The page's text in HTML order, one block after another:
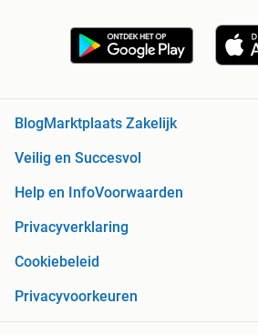
BlogMarktplaats Zakelijk
Veilig en Succesvol
Help en InfoVoorwaarden
Privacyverklaring
Cookiebeleid
Privacyvoorkeuren